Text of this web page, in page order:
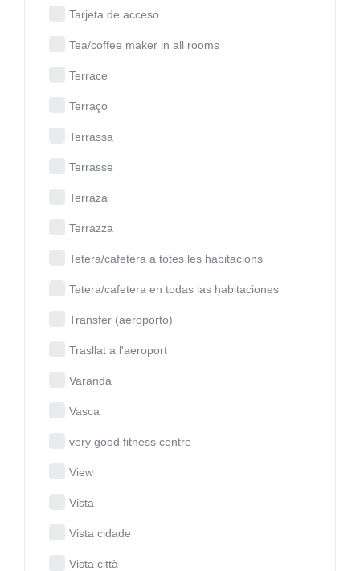
Tarjeta de acceso
Tea/coffee maker in all rooms
Terrace
Terraço
Terrassa
Terrasse
Terraza
Terrazza
Tetera/cafetera a totes les habitacions
Tetera/cafetera en todas las habitaciones
Transfer (aeroporto)
Trasllat a l'aeroport
Varanda
Vasca
very good fitness centre
View
Vista
Vista cidade
Vista città